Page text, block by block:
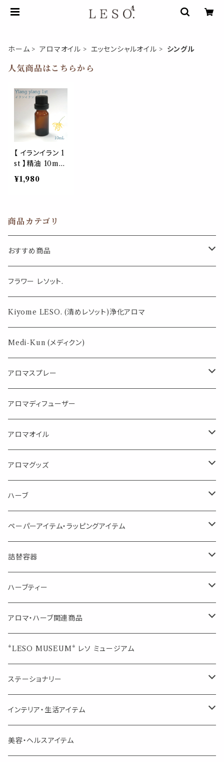
ホーム アロマオイル エッセンシャルオイル シングル
人気商品はこちらから
【 イランイラン 1
st 】精油 10mL
ノーラベル 1本
ファースト エッ
エキゾチック 女
性 甘い スイート
濃厚 アロマ 香
水 ホルモン 魅
タル アロマスプ
レー フレグラン
¥1,980
商品カテゴリ
おすすめ商品
気になる虫対策に
薄荷の香りで体感温度-4℃ !? スースーシリーズ
パロサント
フラワー レソット.
Kiyome LESO. (清めレソット)浄化アロマ
Medi-Kun (メディクン)
アロマスプレー
目的で選ぶ
蒸し暑い夏やリフレッシュに
消臭に（用途：空間や衣服）
FLOWER LESO. フラワレソット
Kiyome LESO. キヨメ レソット
体感-4℃ !? 薄荷をブレンドしたアロマスプレー
AroMachi アロマチ 町の香り
Mask&Pillow Aroma
アロマディフューザー
アロマオイル
エッセンシャルオイル
シングル
ブレンド
キャリアオイル
アロマグッズ
エッセンシャルオイル
ディフューザー
ハーブ
サシェ・香り袋
ハーブティー
シングル
季節のハーブティー
箱入りアソート
キャンディー
ペーパーアイテム・ラッピングアイテム
シーリングワックス シール
ペーパークリップ
ウェルカムボード・装飾
席札クリップ
プチギフト
詰替容器
ロールオンボトル
スプレーボトル
スポイトボトル
精油用ボトル
ポンプ式ボトル
リップ容器
ハーブティー
ブレンド
ジュエル オブ ビューティー
美人さんのハーブティー
シングル
アロマ・ハーブ関連商品
エッセンシャルオイル
シングル
ブレンド
クラフト器材・道具
キャリアオイル・ワックス
道具
お香・サシェ・キャンドル
線香
ディフューザー
*LESO MUSEUM* レソ ミュージアム
ステーショナリー
デザインクリップ
記号（ハート,星,etc）
ページオープナー・ワイドクリップ
インテリア・生活アイテム
オブジェ
美容・ヘルスアイテム